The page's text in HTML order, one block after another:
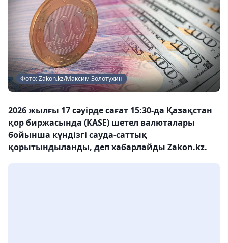
Фото: Zakon.kz/Максим Золотухин
2026 жылғы 17 сәуірде сағат 15:30-да Қазақстан
қор биржасында (KASE) шетел валюталары
бойынша күндізгі сауда-саттық
қорытындыланды, деп хабарлайды Zakon.kz.